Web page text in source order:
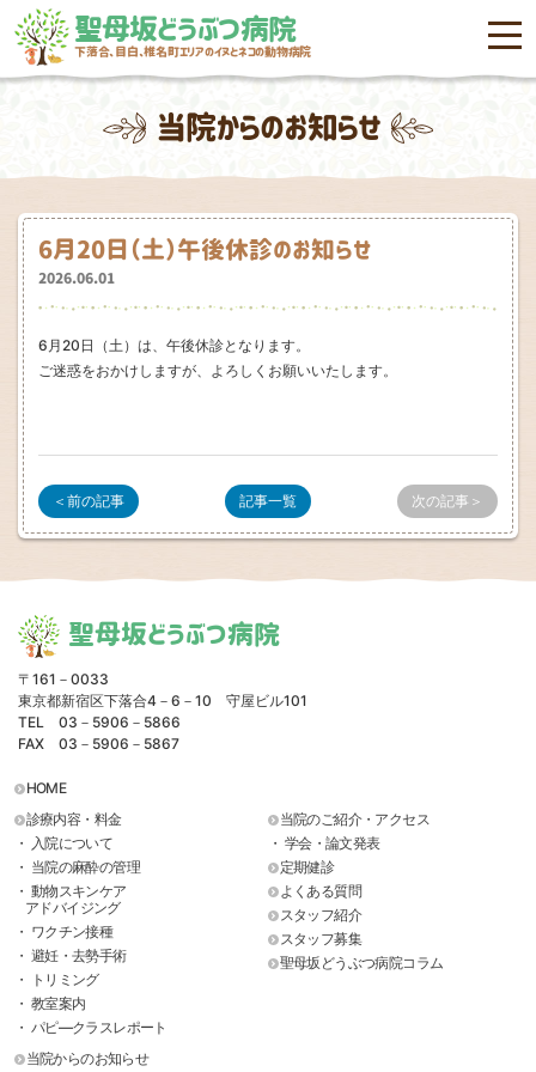
聖母坂どうぶつ病院
下落合、目白、椎名町エリアのイヌとネコの動物病院 menu
当院からのお知らせ
6月20日（土）午後休診のお知らせ
2026.06.01
6月20日（土）は、午後休診となります。
ご迷惑をおかけしますが、よろしくお願いいたします。
＜前の記事 記事一覧 次の記事＞
聖母坂どうぶつ病院
〒161－0033
東京都新宿区下落合4－6－10 守屋ビル101
TEL 03－5906－5866
FAX 03－5906－5867
HOME
診療内容・料金
・ 入院について
・ 当院の麻酔の管理
・ 動物スキンケア
アドバイジング
・ ワクチン接種
・ 避妊・去勢手術
・ トリミング
・ 教室案内
・ パピ―クラスレポート
当院のご紹介・アクセス
・ 学会・論文発表
定期健診
よくある質問
スタッフ紹介
スタッフ募集
聖母坂どうぶつ病院コラム
当院からのお知らせ